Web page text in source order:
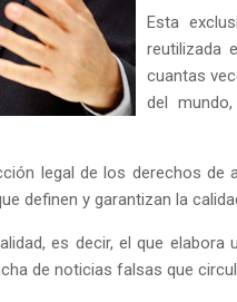
Esta
reutilizada
cuantas
del
legal de los derechos
definen y garantizan la
es decir, el que
de noticias falsas que